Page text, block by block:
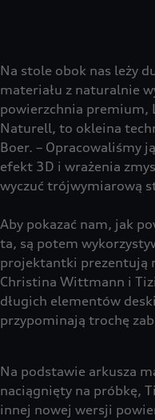
Na stole obok nas leży
materiału z naturalnie
powierzchnia premium,
Naturell, to okleina
Boer. – Opracowaliśmy
efekt 3D i wrażenia
wyczuć trójwymiarową
Aby pokazać nam, jak
ta, są potem
projektantki prezentują
Christina Wittmann i
długich elementów
przypominają trochę
Na podstawie arkusza
naciągnięty na próbkę,
innej nowej wersji